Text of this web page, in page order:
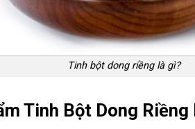
Tinh bột dong riềng là gì?
Tinh Bột Dong Riềng